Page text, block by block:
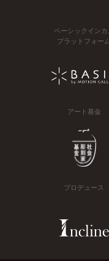
ベーシックインカ
プラットフォー
アート基金
プロデュース